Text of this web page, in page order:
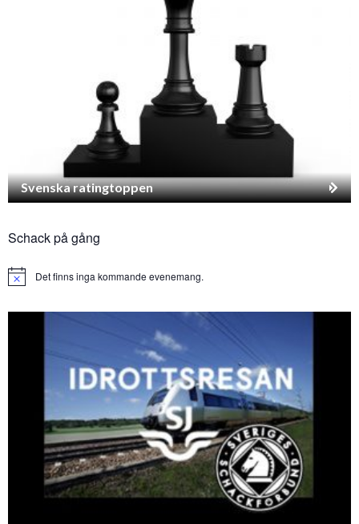
Svenska ratingtoppen
Schack på gång
Notice Det finns inga kommande evenemang.